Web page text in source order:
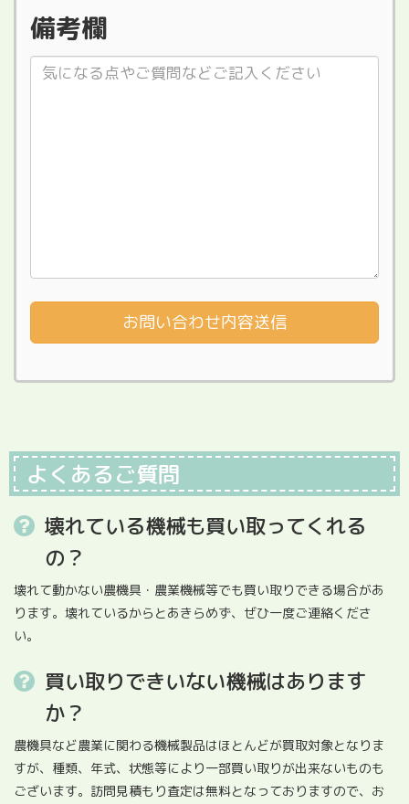
備考欄
お問い合わせ内容送信
よくあるご質問
壊れている機械も買い取ってくれる
の？
壊れて動かない農機具・農業機械等でも買い取りできる場合があ
ります。壊れているからとあきらめず、ぜひ一度ご連絡くださ
い。
買い取りできいない機械はあります
か？
農機具など農業に関わる機械製品はほとんどが買取対象となりま
すが、種類、年式、状態等により一部買い取りが出来ないものも
ございます。訪問見積もり査定は無料となっておりますので、お